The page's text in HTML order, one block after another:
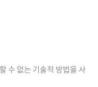
수 없는 기술적 방법을 사